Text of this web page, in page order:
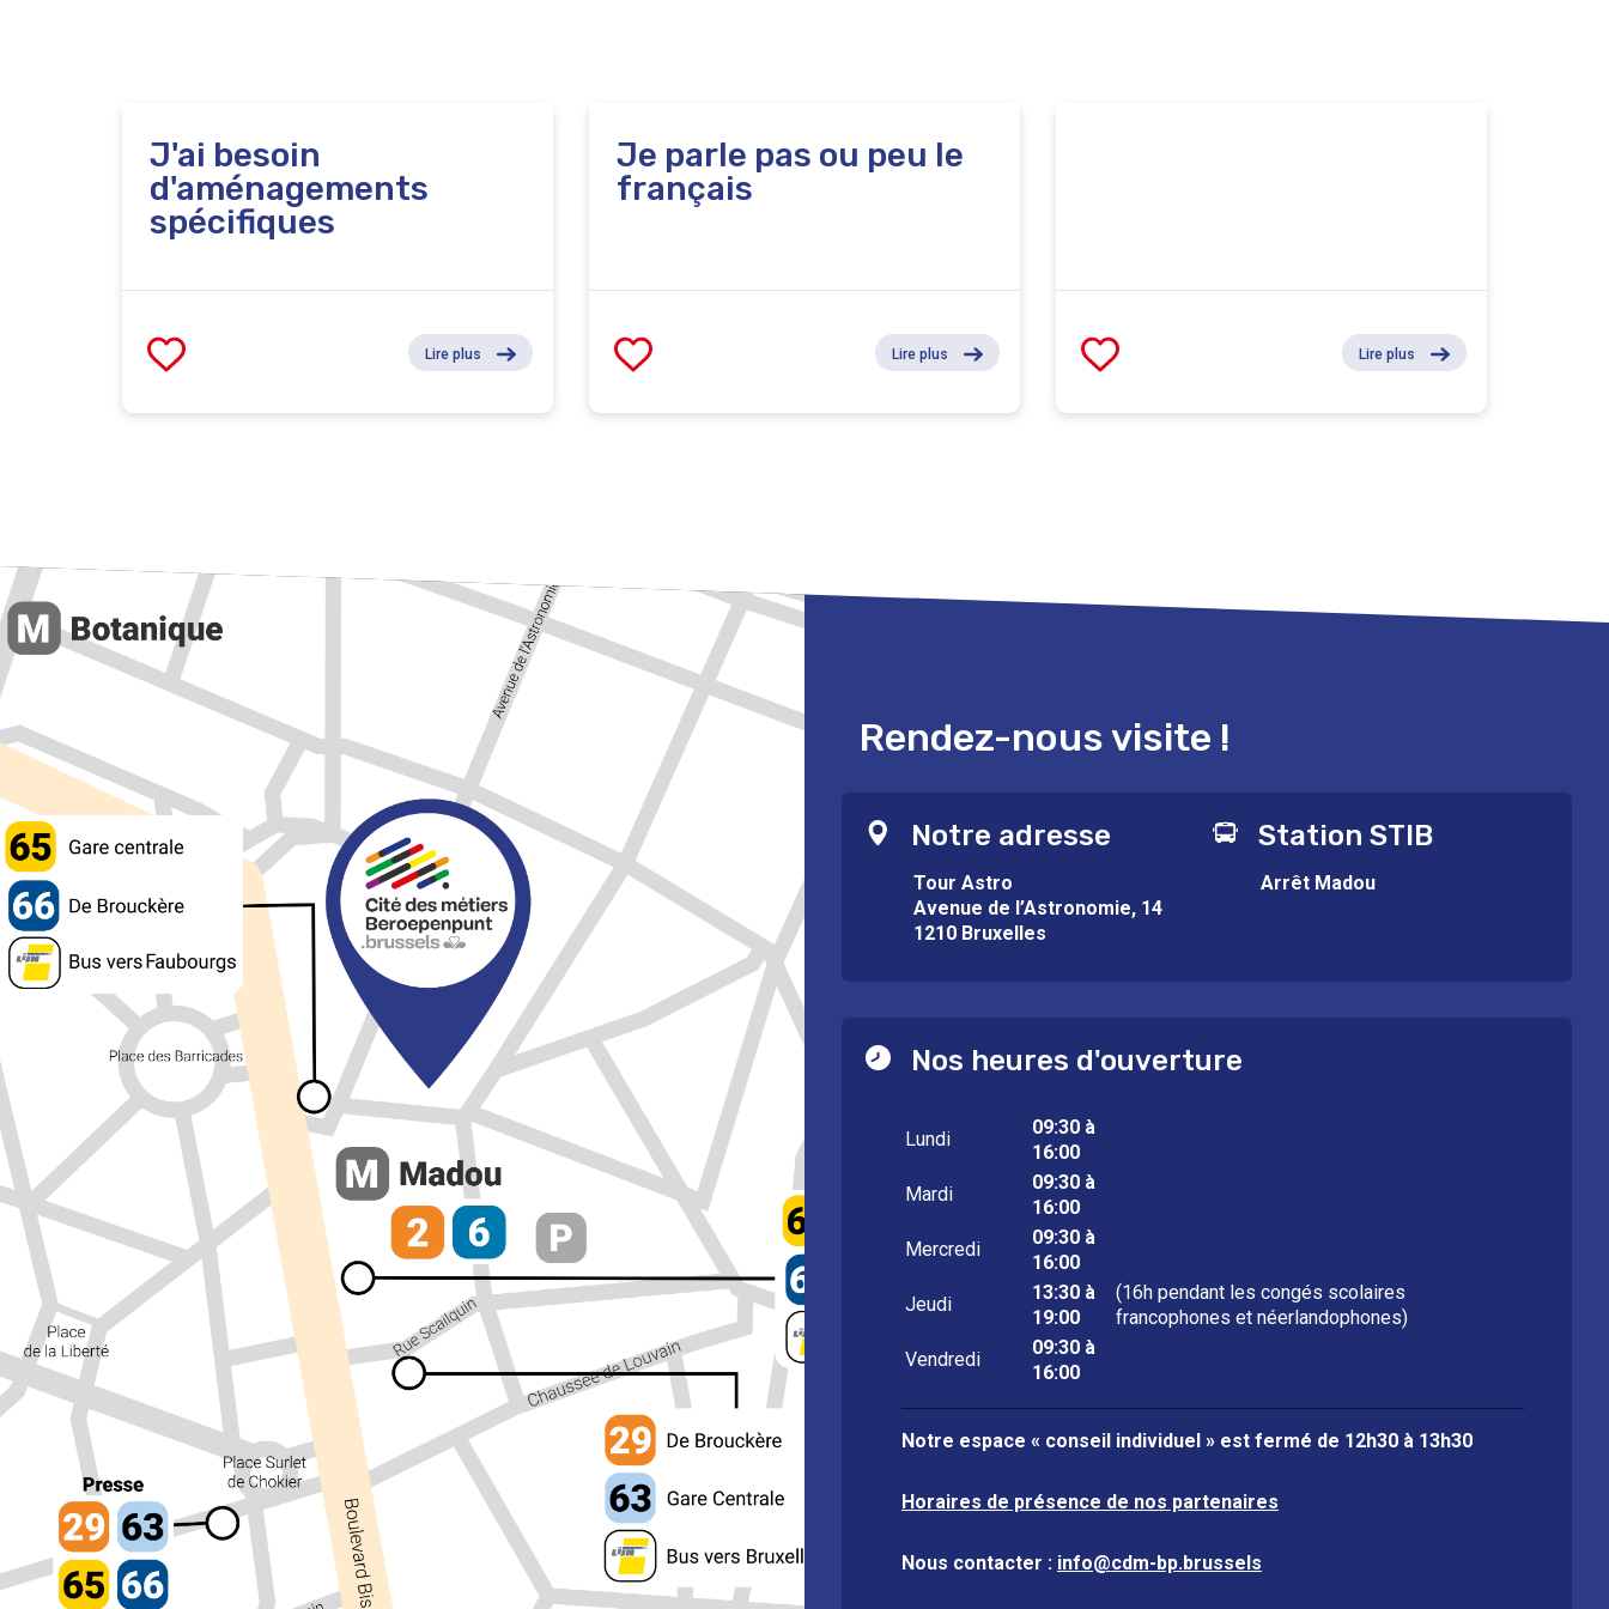
J'ai besoin
d'aménagements
spécifiques
Lire plus
Je parle pas ou peu le
français
Lire plus Lire plus
Rendez-nous visite !
Notre adresse
Tour Astro
Avenue de l’Astronomie, 14
1210 Bruxelles
Station STIB
Arrêt Madou
Nos heures d'ouverture
Lundi
09:30 à
16:00
Mardi
09:30 à
16:00
Mercredi
09:30 à
16:00
Jeudi
13:30 à
19:00
(16h pendant les congés scolaires
francophones et néerlandophones)
Vendredi
09:30 à
16:00
Notre espace « conseil individuel » est fermé de 12h30 à 13h30
Horaires de présence de nos partenaires
Nous contacter : info@cdm-bp.brussels